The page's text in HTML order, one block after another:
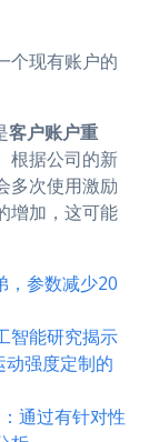
个现有账户的
客户账户重
根据公司的新
多次使用激励
增加，这可能
，参数减少20
智能研究揭示
动强度定制的
通过有针对性